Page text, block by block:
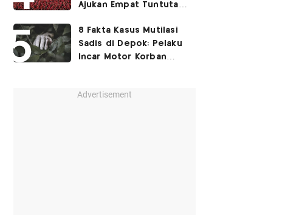
Ajukan Empat Tuntutan
8 Fakta Kasus Mutilasi
Sadis di Depok: Pelaku
Incar Motor Korban
Advertisement